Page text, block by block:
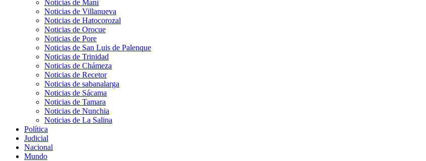
Noticias de Maní
Noticias de Villanueva
Noticias de Hatocorozal
Noticias de Orocue
Noticias de Pore
Noticias de San Luis de Palenque
Noticias de Trinidad
Noticias de Chámeza
Noticias de Recetor
Noticias de sabanalarga
Noticias de Sácama
Noticias de Tamara
Noticias de Nunchia
Noticias de La Salina
Política
Judicial
Nacional
Mundo